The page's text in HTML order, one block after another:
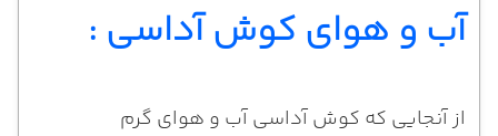
آب و هوای کوش آداسی :
از آنجایی که کوش آداسی آب و هوای گرم